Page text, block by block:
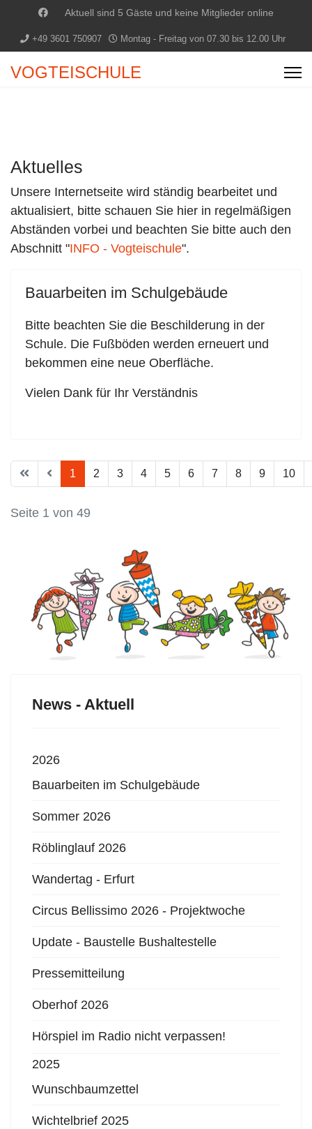
Aktuell sind 5 Gäste und keine Mitglieder online
+49 3601 750907 Montag - Freitag von 07.30 bis 12.00 Uhr
VOGTEISCHULE
Aktuelles
Unsere Internetseite wird ständig bearbeitet und
aktualisiert, bitte schauen Sie hier in regelmäßigen
Abständen vorbei und beachten Sie bitte auch den
Abschnitt "INFO - Vogteischule".
Bauarbeiten im Schulgebäude
Bitte beachten Sie die Beschilderung in der
Schule. Die Fußböden werden erneuert und
bekommen eine neue Oberfläche.
Vielen Dank für Ihr Verständnis
1 2 3 4 5 6 7 8 9 10
Seite 1 von 49
News - Aktuell
2026
Bauarbeiten im Schulgebäude
Sommer 2026
Röblinglauf 2026
Wandertag - Erfurt
Circus Bellissimo 2026 - Projektwoche
Update - Baustelle Bushaltestelle
Pressemitteilung
Oberhof 2026
Hörspiel im Radio nicht verpassen!
2025
Wunschbaumzettel
Wichtelbrief 2025